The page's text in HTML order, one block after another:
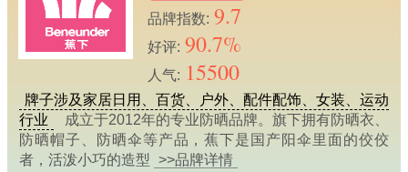
品牌指数: 9.7
好评: 90.7%
人气: 15500
牌子涉及家居日用、百货、户外、配件配饰、女装、运动
行业
成立于2012年的专业防晒品牌。旗下拥有防晒衣、
防晒帽子、防晒伞等产品，蕉下是国产阳伞里面的佼佼
者，活泼小巧的造型 >>品牌详情